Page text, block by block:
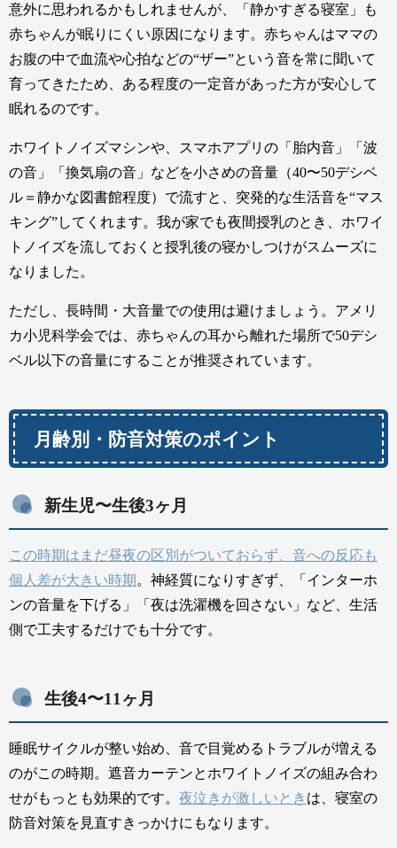
意外に思われるかもしれませんが、「静かすぎる寝室」も
赤ちゃんが眠りにくい原因になります。赤ちゃんはママの
お腹の中で血流や心拍などの“ザー”という音を常に聞いて
育ってきたため、ある程度の一定音があった方が安心して
眠れるのです。
ホワイトノイズマシンや、スマホアプリの「胎内音」「波
の音」「換気扇の音」などを小さめの音量（40〜50デシベ
ル＝静かな図書館程度）で流すと、突発的な生活音を“マス
キング”してくれます。我が家でも夜間授乳のとき、ホワイ
トノイズを流しておくと授乳後の寝かしつけがスムーズに
なりました。
ただし、長時間・大音量での使用は避けましょう。アメリ
カ小児科学会では、赤ちゃんの耳から離れた場所で50デシ
ベル以下の音量にすることが推奨されています。
月齢別・防音対策のポイント
新生児〜生後3ヶ月
この時期はまだ昼夜の区別がついておらず、音への反応も
個人差が大きい時期 。神経質になりすぎず、「インターホ
ンの音量を下げる」「夜は洗濯機を回さない」など、生活
側で工夫するだけでも十分です。
生後4〜11ヶ月
睡眠サイクルが整い始め、音で目覚めるトラブルが増える
のがこの時期。遮音カーテンとホワイトノイズの組み合わ
せがもっとも効果的です。 夜泣きが激しいとき は、寝室の
防音対策を見直すきっかけにもなります。